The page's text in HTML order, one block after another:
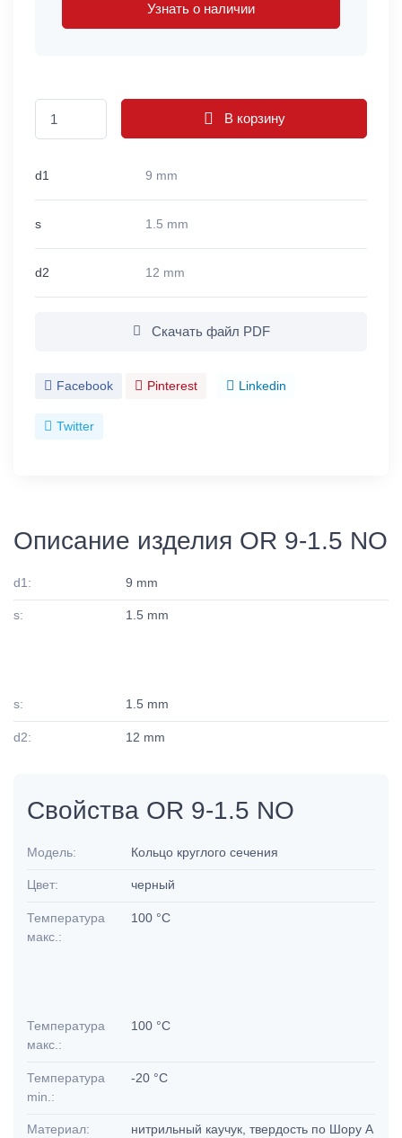
Узнать о наличии
В корзину
d1 9 mm
s 1.5 mm
d2 12 mm
Скачать файл PDF
Facebook Pinterest Linkedin
Twitter
Описание изделия OR 9-1.5 NO
d1: 9 mm
s: 1.5 mm
s: 1.5 mm
d2: 12 mm
Свойства OR 9-1.5 NO
Модель: Кольцо круглого сечения
Цвет: черный
Температура
макс.:
100 °C
Температура
макс.:
100 °C
Температура
min.:
-20 °C
Материал:
нитрильный каучук, твердость по Шору А